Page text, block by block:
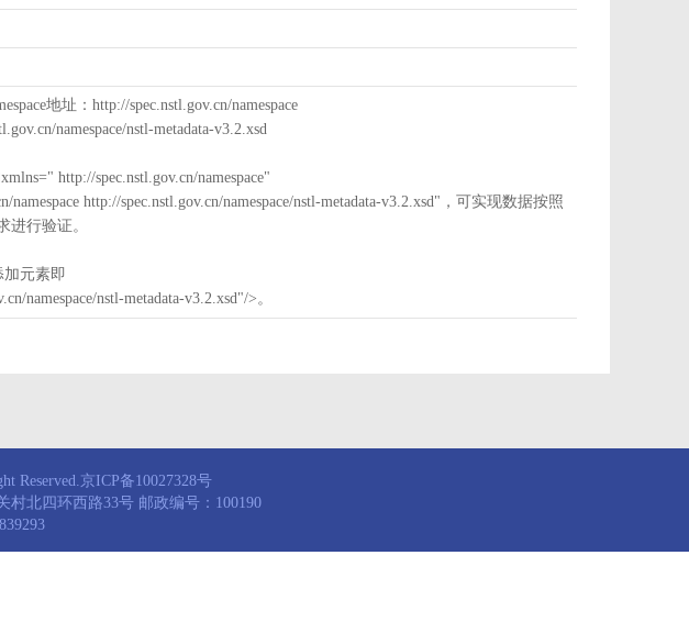
地址：http://spec.nstl.gov.cn/namespace
namespace/nstl-metadata-v3.2.xsd
http://spec.nstl.gov.cn/namespace"
namespace http://spec.nstl.gov.cn/namespace/nstl-metadata-v3.2.xsd"，可实现数据按照
进行验证。
元素即
nstl-metadata-v3.2.xsd"/>。
Reserved.京ICP备10027328号
北四环西路33号 邮政编号：100190